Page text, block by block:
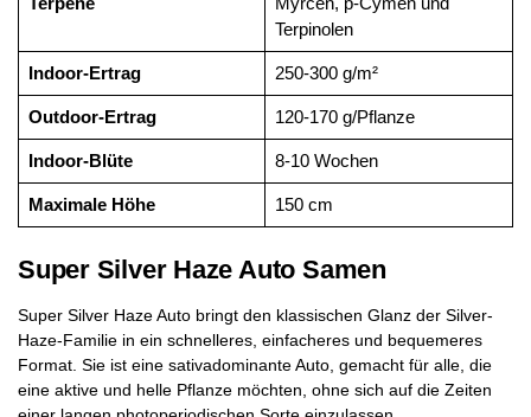
Terpinolen
Indoor-Ertrag 250-300 g/m²
Outdoor-Ertrag 120-170 g/Pflanze
Indoor-Blüte 8-10 Wochen
Maximale Höhe 150 cm
Super Silver Haze Auto Samen
Super Silver Haze Auto bringt den klassischen Glanz der Silver-
Haze-Familie in ein schnelleres, einfacheres und bequemeres
Format. Sie ist eine sativadominante Auto, gemacht für alle, die
eine aktive und helle Pflanze möchten, ohne sich auf die Zeiten